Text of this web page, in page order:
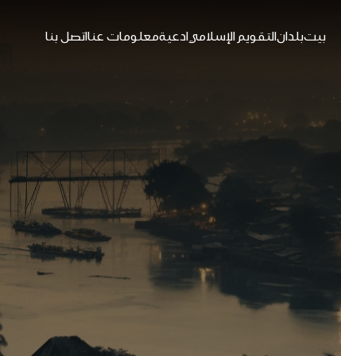
بيتبلدانالتقويم الإسلاميادعيةمعلومات عنااتصل بنا